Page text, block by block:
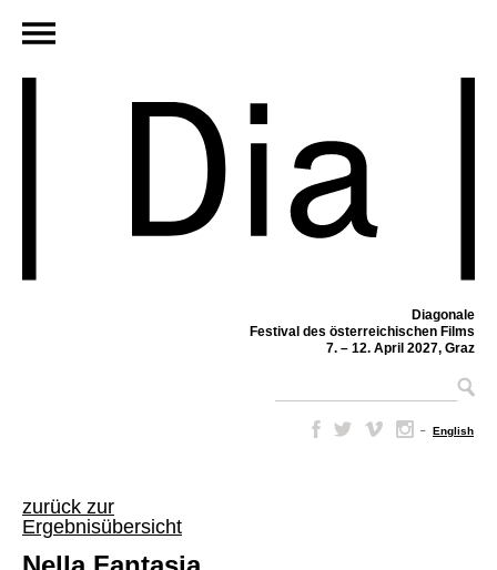
Diagonale
Festival des österreichischen Films
7. – 12. April 2027, Graz
– English
zurück zur
Ergebnisübersicht